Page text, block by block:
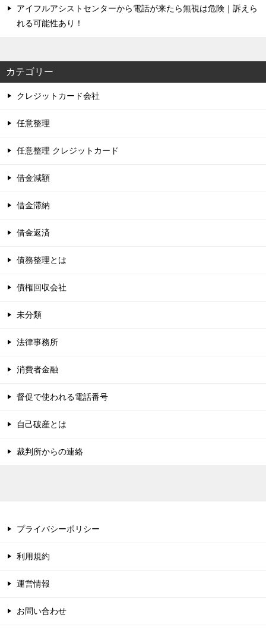
アイフルアシストセンターから電話が来たら無視は危険｜訴えら
れる可能性あり！
カテゴリー
クレジットカード会社
任意整理
任意整理 クレジットカード
借金減額
借金滞納
借金返済
債務整理とは
債権回収会社
未分類
法律事務所
消費者金融
督促で使われる電話番号
自己破産とは
裁判所からの連絡
プライバシーポリシー
利用規約
運営情報
お問い合わせ